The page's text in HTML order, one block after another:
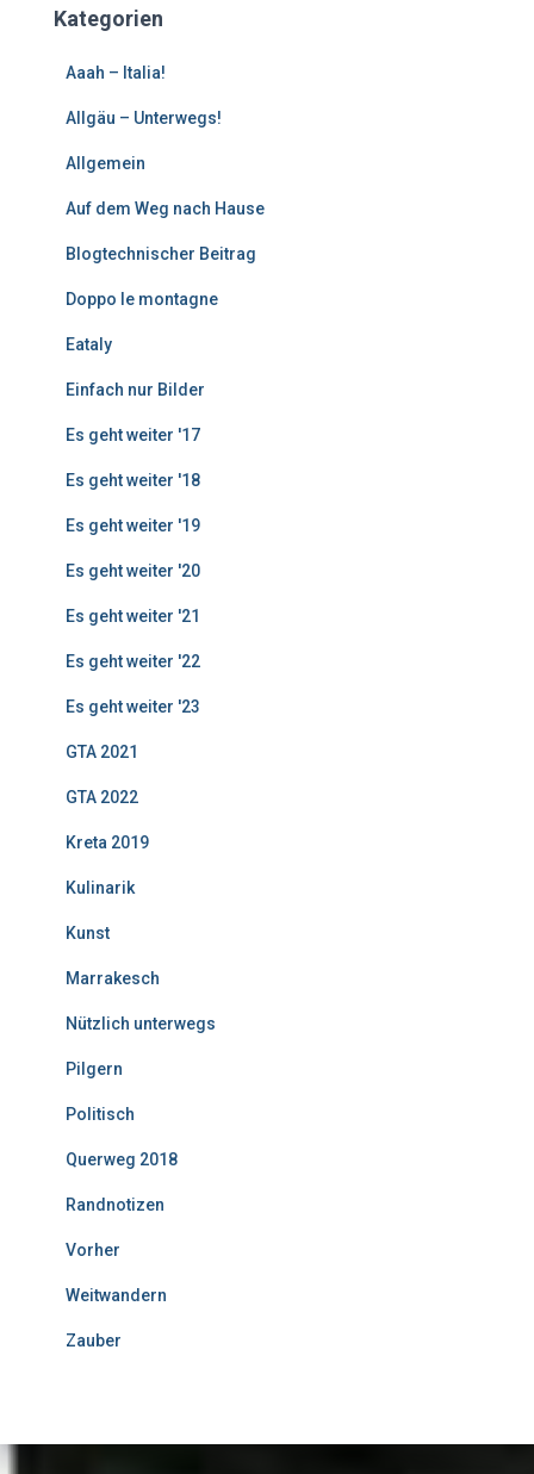
e
Kategorien
Aaah – Italia!
Allgäu – Unterwegs!
Allgemein
Auf dem Weg nach Hause
Blogtechnischer Beitrag
Doppo le montagne
Eataly
Einfach nur Bilder
Es geht weiter '17
Es geht weiter '18
Es geht weiter '19
Es geht weiter '20
Es geht weiter '21
Es geht weiter '22
Es geht weiter '23
GTA 2021
GTA 2022
Kreta 2019
Kulinarik
Kunst
Marrakesch
Nützlich unterwegs
Pilgern
Politisch
Querweg 2018
Randnotizen
Vorher
Weitwandern
Zauber